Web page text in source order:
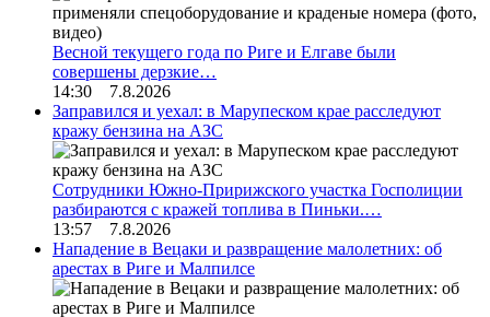
Весной текущего года по Риге и Елгаве были
совершены дерзкие…
14:30 7.8.2026
Заправился и уехал: в Марупеском крае расследуют
кражу бензина на АЗС
Сотрудники Южно-Пририжского участка Госполиции
разбираются с кражей топлива в Пиньки.…
13:57 7.8.2026
Нападение в Вецаки и развращение малолетних: об
арестах в Риге и Малпилсе